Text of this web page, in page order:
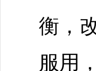
衡，
服用